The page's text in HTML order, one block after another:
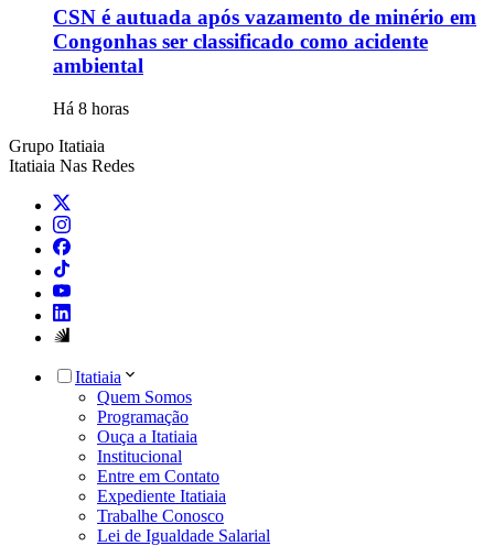
CSN é autuada após vazamento de minério em
Congonhas ser classificado como acidente
ambiental
Há 8 horas
Grupo Itatiaia
Itatiaia Nas Redes
Itatiaia
Quem Somos
Programação
Ouça a Itatiaia
Institucional
Entre em Contato
Expediente Itatiaia
Trabalhe Conosco
Lei de Igualdade Salarial